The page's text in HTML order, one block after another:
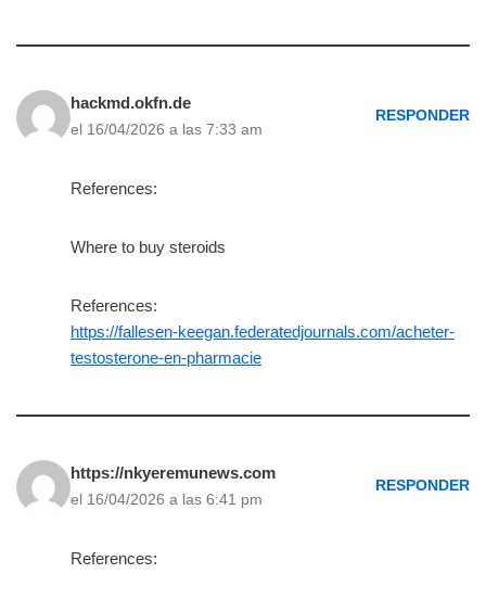
hackmd.okfn.de
el 16/04/2026 a las 7:33 am
RESPONDER
References:
Where to buy steroids
References:
https://fallesen-keegan.federatedjournals.com/acheter-
testosterone-en-pharmacie
https://nkyeremunews.com
el 16/04/2026 a las 6:41 pm
RESPONDER
References: